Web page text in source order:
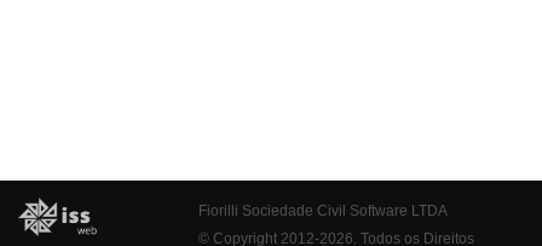
Fiorilli Sociedade Civil Software LTDA
© Copyright 2012-2026. Todos os Direitos